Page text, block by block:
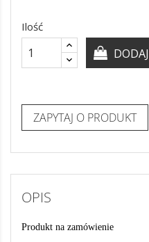
OPIS
Produkt na zamówienie
Ilość
ZAPYTAJ O PRODUKT